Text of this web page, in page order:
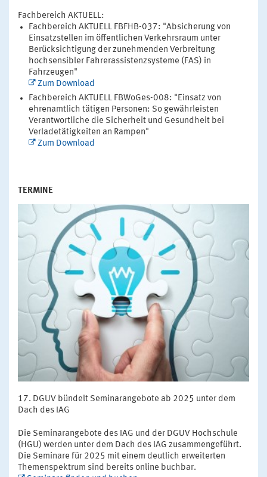
Fachbereich AKTUELL:
Fachbereich AKTUELL FBFHB-037: "Absicherung von
Einsatzstellen im öffentlichen Verkehrsraum unter
Berücksichtigung der zunehmenden Verbreitung
hochsensibler Fahrerassistenzsysteme (FAS) in
Fahrzeugen"
Zum Download
Fachbereich AKTUELL FBWoGes-008: "Einsatz von
ehrenamtlich tätigen Personen: So gewährleisten
Verantwortliche die Sicherheit und Gesundheit bei
Verladetätigkeiten an Rampen"
Zum Download
TERMINE
DGUV bündelt Seminarangebote ab 2025 unter dem
Dach des IAG
Die Seminarangebote des IAG und der DGUV Hochschule
(HGU) werden unter dem Dach des IAG zusammengeführt.
Die Seminare für 2025 mit einem deutlich erweiterten
Themenspektrum sind bereits online buchbar.